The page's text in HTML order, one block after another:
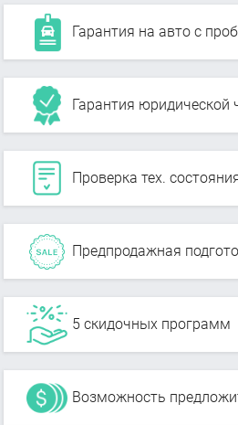
Гарантия на авто с
Гарантия юридической
Проверка тех.
Предпродажная
5 скидочных программ
Возможность